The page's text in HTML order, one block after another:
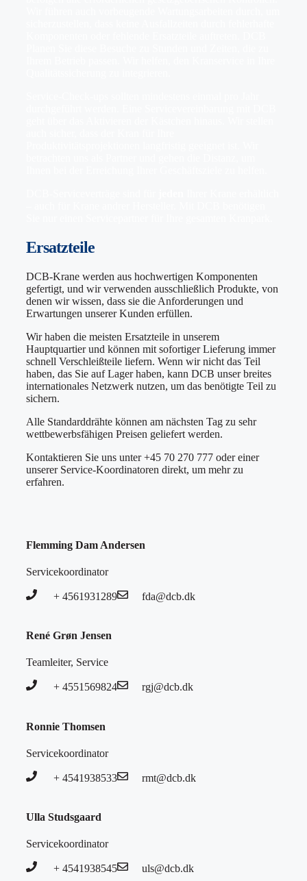
Ersatzteile
DCB-Krane werden aus hochwertigen Komponenten
gefertigt, und wir verwenden ausschließlich Produkte, von
denen wir wissen, dass sie die Anforderungen und
Erwartungen unserer Kunden erfüllen.
Wir haben die meisten Ersatzteile in unserem
Hauptquartier und können mit sofortiger Lieferung immer
schnell Verschleißteile liefern. Wenn wir nicht das Teil
haben, das Sie auf Lager haben, kann DCB unser breites
internationales Netzwerk nutzen, um das benötigte Teil zu
sichern.
Alle Standarddrähte können am nächsten Tag zu sehr
wettbewerbsfähigen Preisen geliefert werden.
Kontaktieren Sie uns unter +45 70 270 777 oder einer
unserer Service-Koordinatoren direkt, um mehr zu
erfahren.
Flemming Dam Andersen
Servicekoordinator
+ 4561931289 fda@dcb.dk
René Grøn Jensen
Teamleiter, Service
+ 4551569824 rgj@dcb.dk
Ronnie Thomsen
Servicekoordinator
+ 4541938533 rmt@dcb.dk
Ulla Studsgaard
Servicekoordinator
+ 4541938545 uls@dcb.dk